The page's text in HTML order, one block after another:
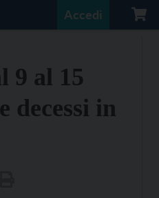
Accedi
9 al 15
decessi in